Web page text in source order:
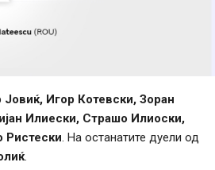
Игор Котевски, Зоран
Илиески, Страшо Илиоски,
Ристески. На останатите дуели од
.